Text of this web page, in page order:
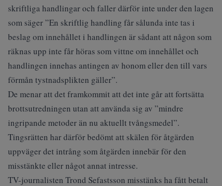
skriftliga handlingar och faller därför inte under den lagen
som säger ”En skriftlig handling får sålunda inte tas i
beslag om innehållet i handlingen är sådant att någon som
räknas upp inte får höras som vittne om innehållet och
handlingen innehas antingen av honom eller den till vars
förmån tystnadsplikten gäller”.
De menar att det framkommit att det inte går att fortsätta
brottsutredningen utan att använda sig av ”mindre
ingripande metoder än nu aktuellt tvångsmedel”.
Tingsrätten har därför bedömt att skälen för åtgärden
uppväger det intrång som åtgärden innebär för den
misstänkte eller något annat intresse.
TV-journalisten Trond Sefastsson misstänks ha fått betalt